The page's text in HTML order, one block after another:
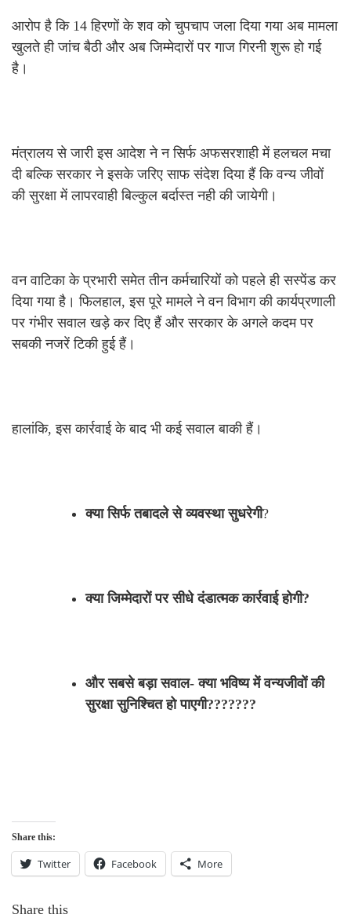
आरोप है कि 14 हिरणों के शव को चुपचाप जला दिया गया अब मामला
खुलते ही जांच बैठी और अब जिम्मेदारों पर गाज गिरनी शुरू हो गई
है।
मंत्रालय से जारी इस आदेश ने न सिर्फ अफसरशाही में हलचल मचा
दी बल्कि सरकार ने इसके जरिए साफ संदेश दिया हैं कि वन्य जीवों
की सुरक्षा में लापरवाही बिल्कुल बर्दास्त नही की जायेगी।
वन वाटिका के प्रभारी समेत तीन कर्मचारियों को पहले ही सस्पेंड कर
दिया गया है। फिलहाल, इस पूरे मामले ने वन विभाग की कार्यप्रणाली
पर गंभीर सवाल खड़े कर दिए हैं और सरकार के अगले कदम पर
सबकी नजरें टिकी हुई हैं।
हालांकि, इस कार्रवाई के बाद भी कई सवाल बाकी हैं।
क्या सिर्फ तबादले से व्यवस्था सुधरेगी?
क्या जिम्मेदारों पर सीधे दंडात्मक कार्रवाई होगी?
और सबसे बड़ा सवाल- क्या भविष्य में वन्यजीवों की
सुरक्षा सुनिश्चित हो पाएगी???????
Share this:
Twitter Facebook More
Share this